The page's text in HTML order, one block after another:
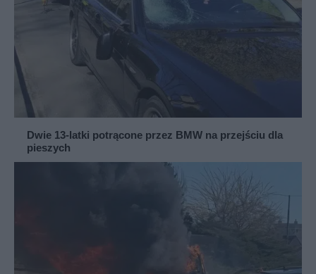
Dwie 13-latki potrącone przez BMW na przejściu dla
pieszych